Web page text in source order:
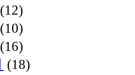
(12)
(10)
(16)
(18)